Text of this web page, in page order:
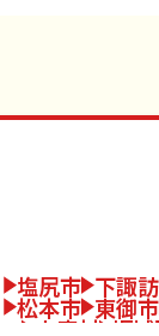
塩尻市 下諏
松本市 東御市
大鹿村 坂